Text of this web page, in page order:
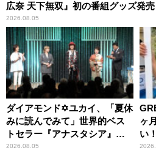
広奈 天下無双』初の番組グッズ発売
2026.08.05
ダイアモンド✡ユカイ、「夏休
みに読んでみて」世界的ベス
トセラー『アナスタシア』を
紹介
2026.08.05
ヶ
い